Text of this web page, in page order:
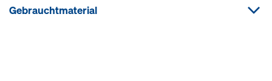
Gebrauchtmaterial